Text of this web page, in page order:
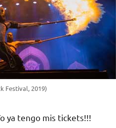
Festival, 2019)
ya tengo mis tickets!!!